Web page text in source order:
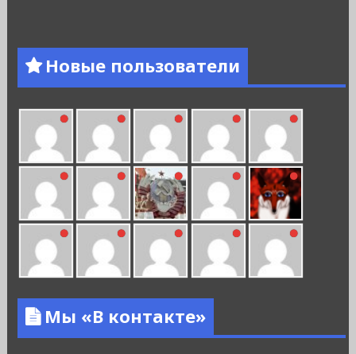
Новые пользователи
Мы «В контакте»